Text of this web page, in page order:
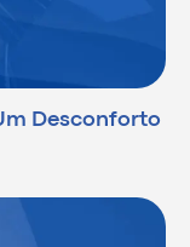
Desconforto